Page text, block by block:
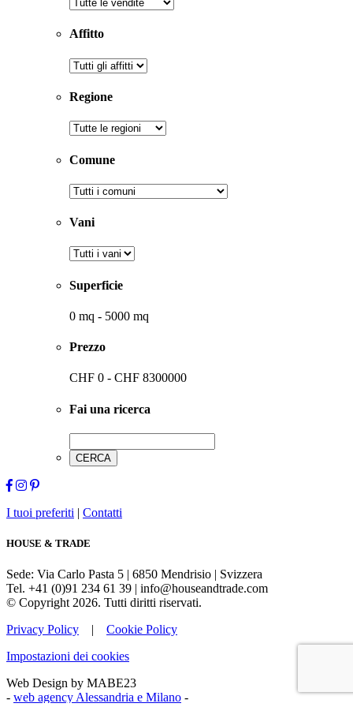
Affitto
Regione
Comune
Vani
Superficie
0 mq - 5000 mq
Prezzo
CHF 0 - CHF 8300000
Fai una ricerca
I tuoi preferiti | Contatti
HOUSE & TRADE
Sede: Via Carlo Pasta 5 | 6850 Mendrisio | Svizzera
Tel. +41 (0)91 234 61 39 | info@houseandtrade.com
© Copyright 2026. Tutti diritti riservati.
Privacy Policy
|
Cookie Policy
Impostazioni dei cookies
Web Design by MABE23
- web agency Alessandria e Milano -